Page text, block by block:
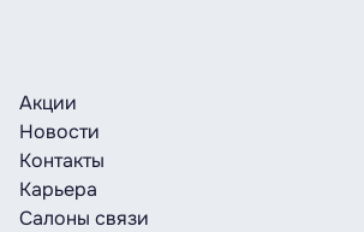
Акции
Новости
Контакты
Карьера
Салоны связи